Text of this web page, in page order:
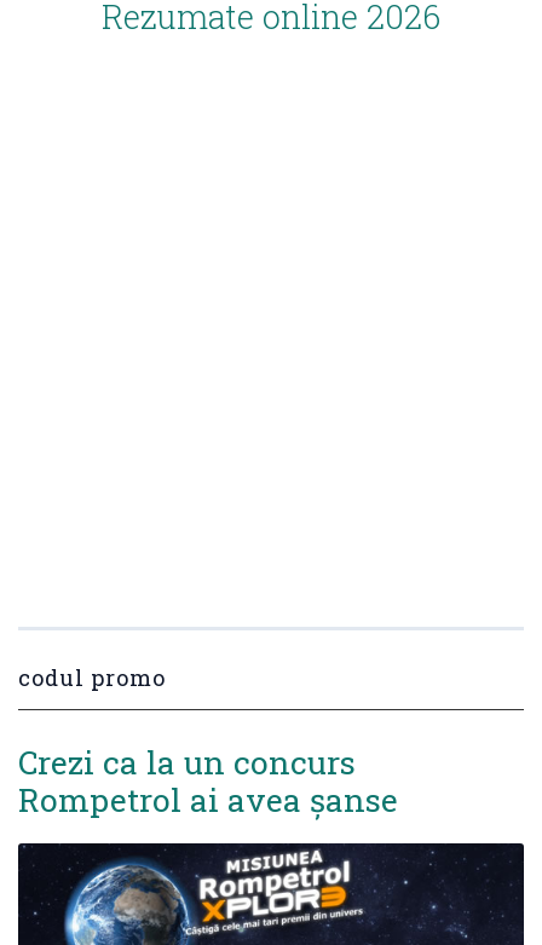
Rezumate online 2026
codul promo
Crezi ca la un concurs
Rompetrol ai avea șanse